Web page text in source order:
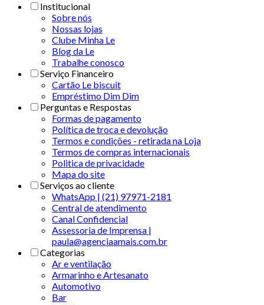
Institucional
Sobre nós
Nossas lojas
Clube Minha Le
Blog da Le
Trabalhe conosco
Serviço Financeiro
Cartão Le biscuit
Empréstimo Dim Dim
Perguntas e Respostas
Formas de pagamento
Política de troca e devolução
Termos e condições - retirada na Loja
Termos de compras internacionais
Politica de privacidade
Mapa do site
Serviços ao cliente
WhatsApp | (21) 97971-2181
Central de atendimento
Canal Confidencial
Assessoria de Imprensa |
paula@agenciaamais.com.br
Categorias
Ar e ventilação
Armarinho e Artesanato
Automotivo
Bar